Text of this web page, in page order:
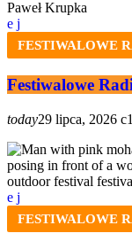
FESTIWALOWE
Festiwalowe
today29 lipca, 2026
FESTIWALOWE